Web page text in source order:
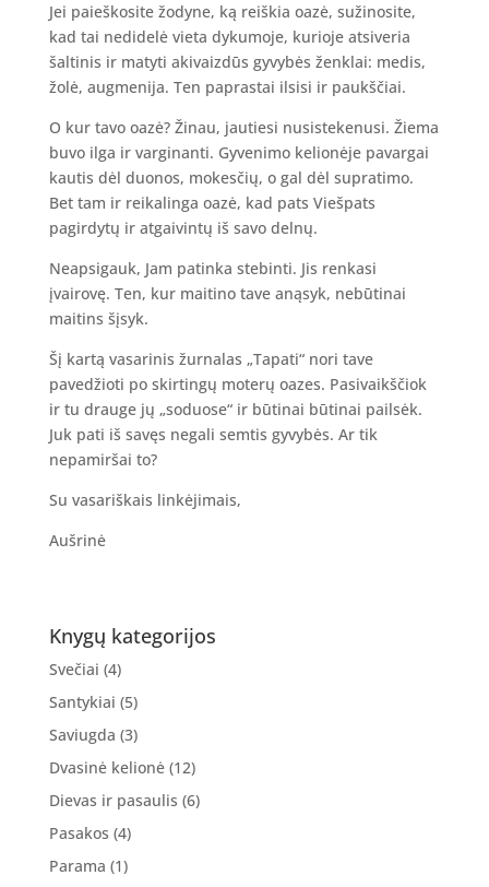
Jei paieškosite žodyne, ką reiškia oazė, sužinosite,
kad tai nedidelė vieta dykumoje, kurioje atsiveria
šaltinis ir matyti akivaizdūs gyvybės ženklai: medis,
žolė, augmenija. Ten paprastai ilsisi ir paukščiai.
O kur tavo oazė? Žinau, jautiesi nusistekenusi. Žiema
buvo ilga ir varginanti. Gyvenimo kelionėje pavargai
kautis dėl duonos, mokesčių, o gal dėl supratimo.
Bet tam ir reikalinga oazė, kad pats Viešpats
pagirdytų ir atgaivintų iš savo delnų.
Neapsigauk, Jam patinka stebinti. Jis renkasi
įvairovę. Ten, kur maitino tave anąsyk, nebūtinai
maitins šįsyk.
Šį kartą vasarinis žurnalas „Tapati“ nori tave
pavedžioti po skirtingų moterų oazes. Pasivaikščiok
ir tu drauge jų „soduose“ ir būtinai būtinai pailsėk.
Juk pati iš savęs negali semtis gyvybės. Ar tik
nepamiršai to?
Su vasariškais linkėjimais,
Aušrinė
Knygų kategorijos
Svečiai (4)
Santykiai (5)
Saviugda (3)
Dvasinė kelionė (12)
Dievas ir pasaulis (6)
Pasakos (4)
Parama (1)